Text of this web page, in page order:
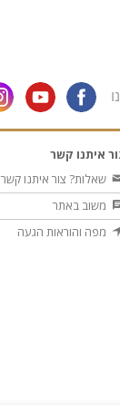
איתנו קשר
שאלות? צור איתנו קשר
משוב באתר
מפה והוראות הגעה